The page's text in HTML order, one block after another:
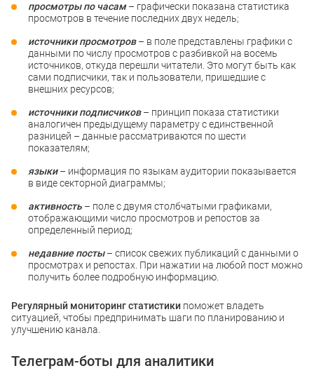
просмотры по часам– графически показана статистика
просмотров в течение последних двух недель;
источники просмотров– в поле представлены графики с
данными по числу просмотров с разбивкой на восемь
источников, откуда перешли читатели. Это могут быть как
сами подписчики, так и пользователи, пришедшие с
внешних ресурсов;
источники подписчиков– принцип показа статистики
аналогичен предыдущему параметру с единственной
разницей – данные рассматриваются по шести
показателям;
языки– информация по языкам аудитории показывается
в виде секторной диаграммы;
активность – поле с двумя столбчатыми графиками,
отображающими число просмотров и репостов за
определенный период;
недавние посты– список свежих публикаций с данными о
просмотрах и репостах. При нажатии на любой пост можно
получить более подробную информацию.
Регулярный мониторинг статистики поможет владеть
ситуацией, чтобы предпринимать шаги по планированию и
улучшению канала.
Телеграм-боты для аналитики